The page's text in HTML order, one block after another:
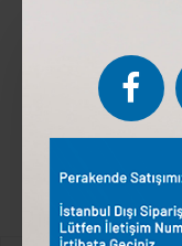
Kırmızı acı
düzenleyici (sitrik
saklayınız.Türk